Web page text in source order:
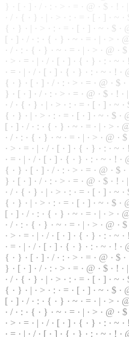
} · [ · ] · / · : · > · = · @ · $ · ! · |
· / · { · } · | · > · : ·
· [ · ] · ~
{ · } · | · > · : · = · [ · ] · ~ · $ ·
[ · ] · / · : · { · } · ~ · = · | · > ·
· / · : · { · } · ~ · = · | · > · @ · $
· > · = · | · / · [ · ] · { · } · : · ~
· = · | · / · [ · ] · { · } · : · ~ · ! ·
{ · } · [ · ] · / · : · > · = · @ · $
} · [ · ] · / · : · > · = · @ · $ · ! · |
· / · { · } · | · > · : · = · [ · ] · ~
{ · } · | · > · : · = · [ · ] · ~ · $ ·
[ · ] · / · : · { · } · ~ · = · | · > ·
· / · : · { · } · ~ · = · | · > · @ · $
· > · = · | · / · [ · ] · { · } · : · ~ ·
· = · | · / · [ · ] · { · } · : · ~ · ! ·
{ · } · [ · ] · / · : · > · = · @ · $
} · [ · ] · / · : · > · = · @ · $ · ! ·
· / · { · } · | · > · : · = · [ · ] · ~
{ · } · | · > · : · = · [ · ] · ~ · $ ·
[ · ] · / · : · { · } · ~ · = · | · > ·
· / · : · { · } · ~ · = · | · > · @ · $
· > · = · | · / · [ · ] · { · } · : · ~
· = · | · /· [ · ] · { · } · : · ~ · ! ·
{ · } · [ · ] · / · : · > · = · @ · $
} · [ · ] · /· : · > · = · @ · $ · ! ·
· / · { · } · | · > · : · = · [ · ] · ~
{ · } · | · > · : · = · [ · ] · ~ · $ ·
[ · ] · / · : · { · } · ~ · = · | · > ·
· / · : · { · } · ~ · = · | · > · @ · $
· > · = · | · /· [ · ] · { · } · : · ~ ·
· = · | · / · [ · ] · { · } · : · ~ · ! ·